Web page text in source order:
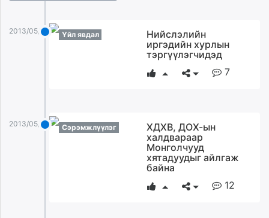
2013/05/26 Үйл явдал
Нийслэлийн
иргэдийн хурлын
тэргүүлэгчидэд
7
2013/05/26 Сэрэмжлүүлэг
ХДХВ, ДОХ-ын
халдвараар
Монголчууд
хятадуудыг айлгаж
байна
12